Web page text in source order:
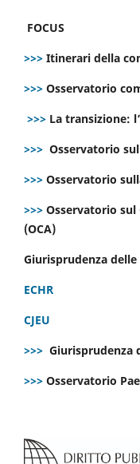
FOCUS
>>> Itinerari della
>>> Osservatorio
>>> La transizione:
>>> Osservatorio
>>> Osservatorio
>>> Osservatorio
(OCA)
Giurisprudenza
ECHR
CJEU
>>> Giurisprudenza
>>> Osservatorio